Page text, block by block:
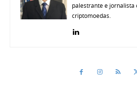
palestrante e jornalista
criptomoedas.